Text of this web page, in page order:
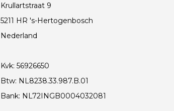
Krullartstraat 9
5211 HR 's-Hertogenbosch
Nederland
Kvk: 56926650
Btw: NL8238.33.987.B.01
Bank: NL72INGB0004032081